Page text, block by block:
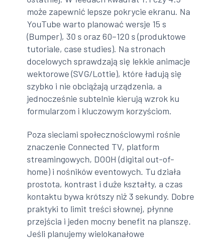
może zapewnić lepsze pokrycie ekranu. Na
YouTube warto planować wersje 15 s
(Bumper), 30 s oraz 60–120 s (produktowe
tutoriale, case studies). Na stronach
docelowych sprawdzają się lekkie animacje
wektorowe (SVG/Lottie), które ładują się
szybko i nie obciążają urządzenia, a
jednocześnie subtelnie kierują wzrok ku
formularzom i kluczowym korzyściom.
Poza sieciami społecznościowymi rośnie
znaczenie Connected TV, platform
streamingowych, DOOH (digital out-of-
home) i nośników eventowych. Tu działa
prostota, kontrast i duże kształty, a czas
kontaktu bywa krótszy niż 3 sekundy. Dobre
praktyki to limit treści słownej, płynne
przejścia i jeden mocny benefit na planszę.
Jeśli planujemy wielokanałowe